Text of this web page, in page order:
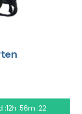
:12h :56m :21